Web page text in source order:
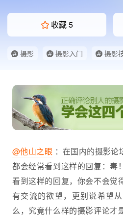
收藏5
摄影 摄影入门 摄影
@他山之眼 ：在国内的摄影
都会经常看到这样的回复：毒
看到这样的回复，你会不会觉
有交流的欲望，更别说希望
么，究竟什么样的摄影评论才